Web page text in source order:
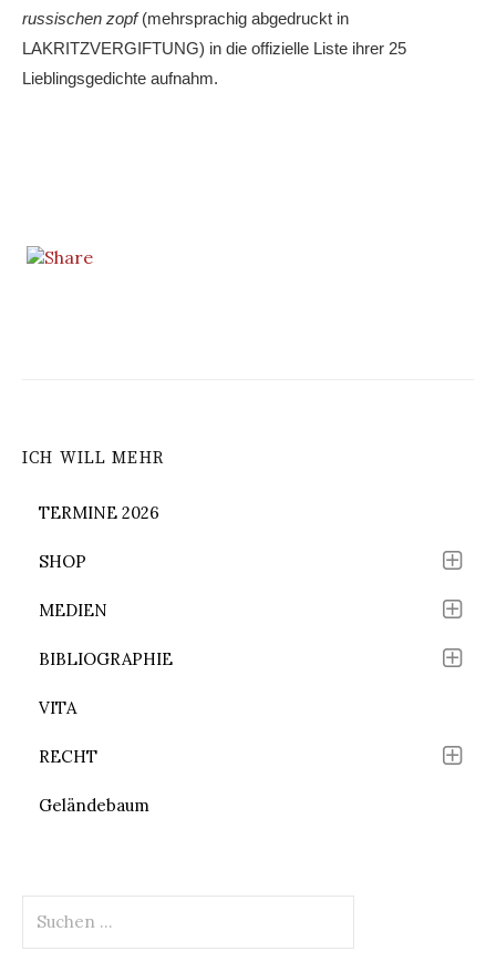
russischen zopf(mehrsprachig abgedruckt in
LAKRITZVERGIFTUNG) in die offizielle Liste ihrer 25
Lieblingsgedichte aufnahm.
ICH WILL MEHR
TERMINE 2026
SHOP
MEDIEN
BIBLIOGRAPHIE
VITA
RECHT
Geländebaum
nach: